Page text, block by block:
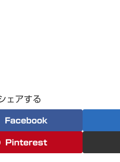
ェアする
Facebook
Pinterest